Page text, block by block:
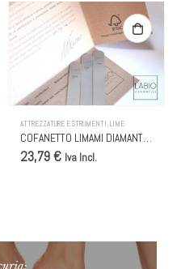
ATTREZZATURE E STRUMENTI,LIME
COFANETTO LIMAMI DIAMANTE – COGITO, ERGO, SUM (100/180/250)
23,79 € Iva Incl.